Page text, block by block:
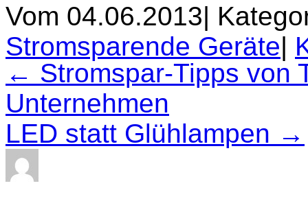
Vom 04.06.2013|
Stromsparende Geräte|
← Stromspar-Tipps von
Unternehmen
LED statt Glühlampen →